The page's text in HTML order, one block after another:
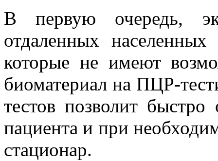
В первую очередь,
отдаленных
которые не имеют
биоматериал на ПЦР-
тестов позволит
пациента и при
стационар.